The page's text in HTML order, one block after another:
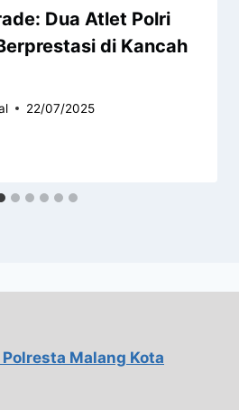
Dua Atlet Polri
di Kancah
22/07/2025
Malang Kota